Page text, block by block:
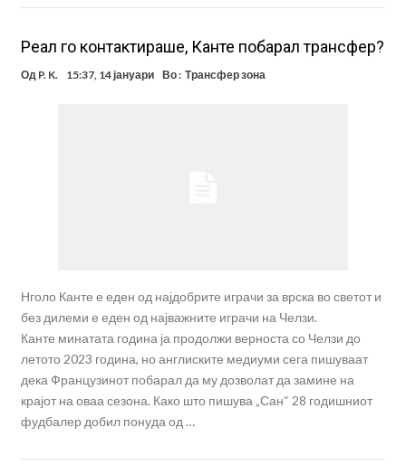
Реал го контактираше, Канте побарал трансфер?
Од P. K. 15:37, 14 јануари Во : Трансфер зона
Нголо Канте е еден од најдобрите играчи за врска во светот и
без дилеми е еден од најважните играчи на Челзи.
Канте минатата година ја продолжи верноста со Челзи до
летото 2023 година, но англиските медиуми сега пишуваат
дека Французинот побарал да му дозволат да замине на
крајот на оваа сезона. Како што пишува „Сан“ 28 годишниот
фудбалер добил понуда од …